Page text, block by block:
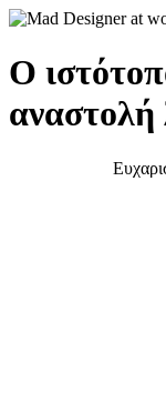
Ο
αναστολή